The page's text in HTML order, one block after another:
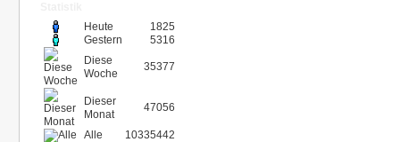
Heute
1825
Gestern
5316
Diese
Woche
35377
Dieser
Monat
47056
Alle
10335442